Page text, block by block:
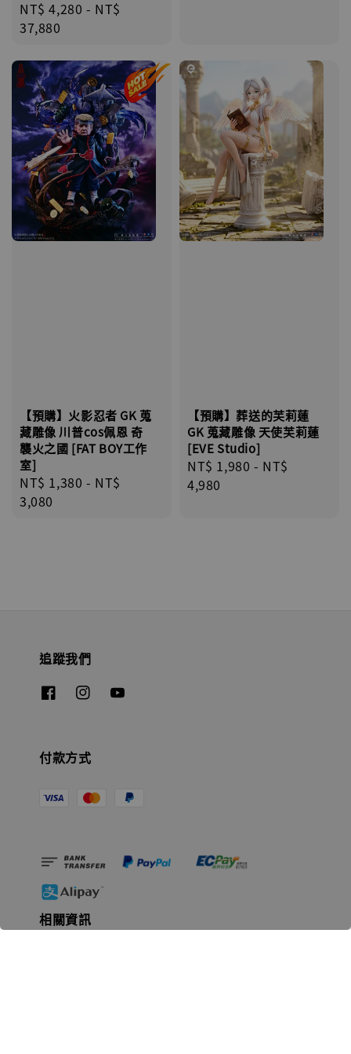
Regular
price
NT$ 4,280 - NT$
37,880
【預購】火影忍者 GK 蒐
藏雕像 川普cos佩恩 奇
襲火之國 [FAT BOY工作
室]
Regular
price
NT$ 1,380 - NT$
3,080
【預購】葬送的芙莉蓮
GK 蒐藏雕像 天使芙莉蓮
[EVE Studio]
Regular
price
NT$ 1,980 - NT$
4,980
追蹤我們
付款方式
相關資訊